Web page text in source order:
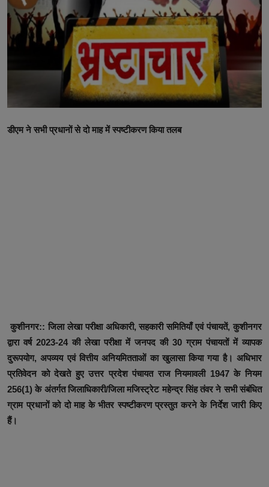
उत्तर प्रदेश
खेल-कूद
मनोरंजन
लाइफ स्टाइल
डीएम ने सभी प्रधानों से दो माह में स्पष्टीकरण किया तलब
कुशीनगर:: जिला लेखा परीक्षा अधिकारी, सहकारी समितियाँ एवं पंचायतें, कुशीनगर
द्वारा वर्ष 2023-24 की लेखा परीक्षा में जनपद की 30 ग्राम पंचायतों में व्यापक
दुरूपयोग, अपव्यय एवं वित्तीय अनियमितताओं का खुलासा किया गया है। अधिभार
प्रतिवेदन को देखते हुए उत्तर प्रदेश पंचायत राज नियमावली 1947 के नियम
256(1) के अंतर्गत जिलाधिकारी/जिला मजिस्ट्रेट महेन्द्र सिंह तंवर ने सभी संबंधित
ग्राम प्रधानों को दो माह के भीतर स्पष्टीकरण प्रस्तुत करने के निर्देश जारी किए
हैं।